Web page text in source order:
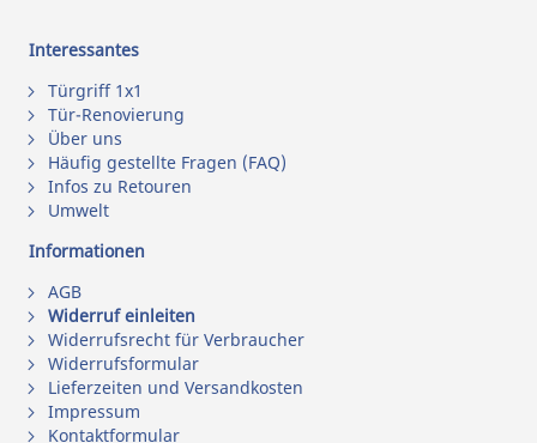
Interessantes
Türgriff 1x1
Tür-Renovierung
Über uns
Häufig gestellte Fragen (FAQ)
Infos zu Retouren
Umwelt
Informationen
AGB
Widerruf einleiten
Widerrufsrecht für Verbraucher
Widerrufsformular
Lieferzeiten und Versandkosten
Impressum
Kontaktformular